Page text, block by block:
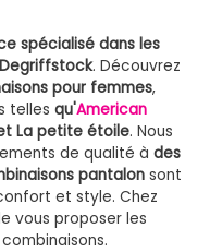
spécialisé dans les
Degriffstock. Découvrez
pour femmes,
telles qu'American
La petite étoile. Nous
de qualité à des
pantalon sont
et style. Chez
vous proposer les